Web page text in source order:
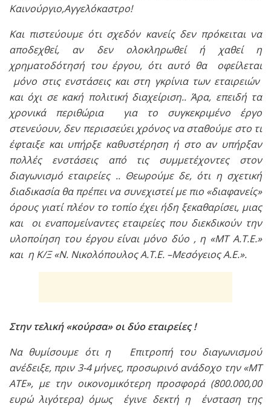
Καινούργιο,Αγγελόκαστρο!
Και πιστεύουμε ότι σχεδόν κανείς δεν πρόκειται να
αποδεχθεί, αν δεν ολοκληρωθεί ή χαθεί η
χρηματοδότησή του έργου, ότι αυτό θα οφείλεται
μόνο στις ενστάσεις και στη γκρίνια των εταιρειών
και όχι σε κακή πολιτική διαχείριση.. Άρα, επειδή τα
χρονικά περιθώρια για το συγκεκριμένο έργο
στενεύουν, δεν περισσεύει χρόνος να σταθούμε στο τι
έφταιξε και υπήρξε καθυστέρηση ή στο αν υπήρξαν
πολλές ενστάσεις από τις συμμετέχοντες στον
διαγωνισμό εταιρείες .. Θεωρούμε δε, ότι η σχετική
διαδικασία θα πρέπει να συνεχιστεί με πιο «διαφανείς»
όρους γιατί πλέον το τοπίο έχει ήδη ξεκαθαρίσει, μιας
και οι εναπομείναντες εταιρείες που διεκδικούν την
υλοποίηση του έργου είναι μόνο δύο , η «ΜΤ Α.Τ.Ε.»
και η Κ/Ξ «Ν. Νικολόπουλος Α.Τ.Ε. –Μεσόγειος Α.Ε.».
Στην τελική «κούρσα» οι δύο εταιρείες !
Να θυμίσουμε ότι η Επιτροπή του διαγωνισμού
ανέδειξε, πριν 3-4 μήνες, προσωρινό ανάδοχο την «ΜΤ
ΑΤΕ», με την οικονομικότερη προσφορά (800.000,00
ευρώ λιγότερα) όμως έγινε δεκτή η ένσταση της